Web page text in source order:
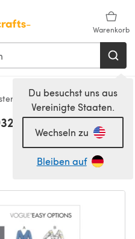
Warenkorb
Du besuchst uns aus
Vereinigte Staaten.
Wechseln zu
Bleiben auf
& Quiltmuster
- Sewing Pattern